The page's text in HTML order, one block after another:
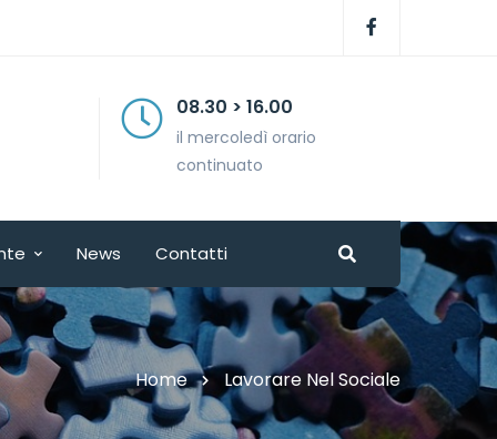
08.30 > 16.00
il mercoledì orario
continuato
News Contatti
Home Lavorare Nel Sociale